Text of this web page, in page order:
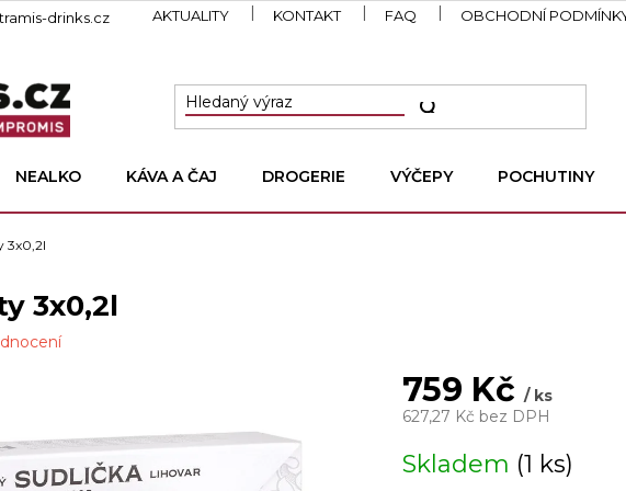
drinks.cz AKTUALITY KONTAKT FAQ OBCHODNÍ
NEALKO KÁVA A ČAJ DROGERIE VÝČEPY POCHUTINY
3x0,2l
3x0,2l
759 Kč/ ks
627,27 Kč bez DPH
cena:
Skladem (1 ks)